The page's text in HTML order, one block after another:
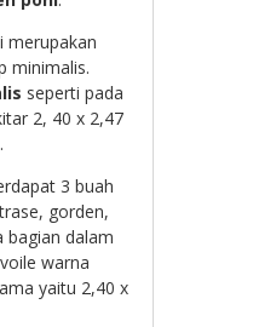
merupakan
minimalis.
seperti pada
2, 40 x 2,47
3 buah
gorden,
bagian dalam
warna
yaitu 2,40 x